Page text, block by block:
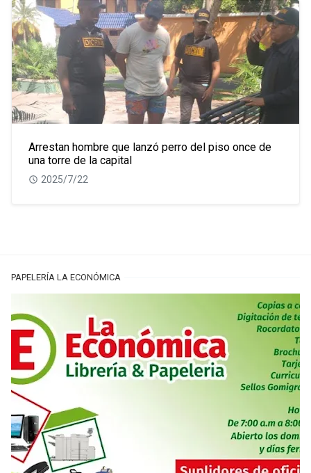
Arrestan hombre que lanzó perro del piso once de
una torre de la capital
2025/7/22
PAPELERÍA LA ECONÓMICA